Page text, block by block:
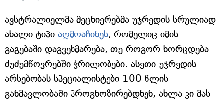
ავსტრალიელმა მეცნიერებმა უჯრედის სრულიად
ახალი ტიპი აღმოაჩინეს, რომელიც იმის
გაგებაში დაგვეხმარება, თუ როგორ ხორცდება
ძუძუმწოვრებში ჭრილობები. ასეთი უჯრედის
არსებობას სპეციალისტები 100 წლის
განმავლობაში პროგნოზირებდნენ, ახლა კი მას